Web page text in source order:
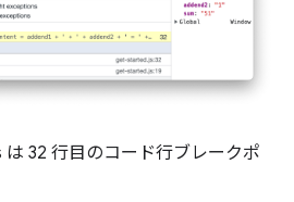
32 行目のコード行ブレークポ